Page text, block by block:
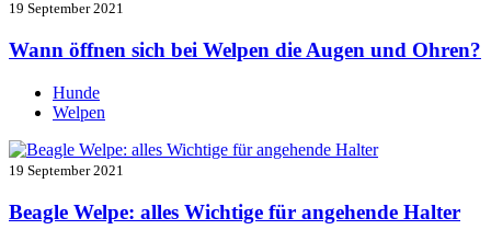
19 September 2021
Wann öffnen sich bei Welpen die Augen und Ohren?
Hunde
Welpen
19 September 2021
Beagle Welpe: alles Wichtige für angehende Halter